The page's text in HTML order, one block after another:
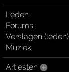
Leden
Forums
Verslagen (leden)
Muziek
Artiesten